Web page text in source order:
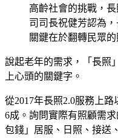
高齡社會的挑戰，
司司長祝健芳認為
關鍵在於翻轉民眾的
說起老年的需求，「長照
上心頭的關鍵字。
從2017年長照2.0服務上
6成。詢問實際有照顧需
包錢」居服、日照、接送